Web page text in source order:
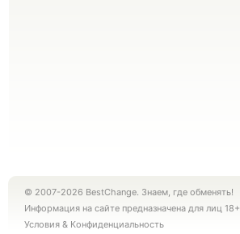
© 2007-2026 BestChange. Знаем, где обменять!
Информация на сайте предназначена для лиц 18+
Условия & Конфиденциальность